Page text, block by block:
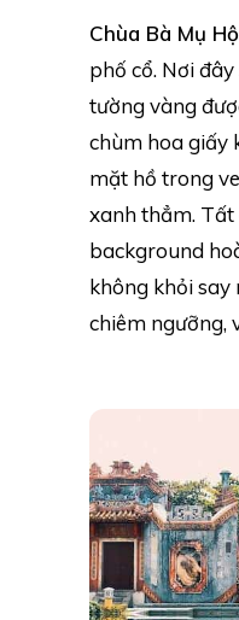
Chùa Bà Mụ
phố cổ. Nơi
tường vàng
chùm hoa giấy
mặt hồ trong
xanh thẳm.
background
không khỏi say
chiêm ngưỡng,